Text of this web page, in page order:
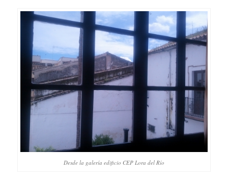
Desde la galería edificio CEP Lora del Río